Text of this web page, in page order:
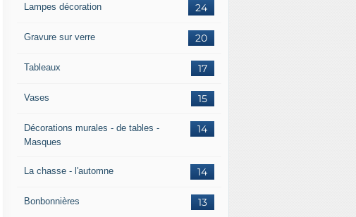
24
Lampes décoration
20
Gravure sur verre
17
Tableaux
15
Vases
14
Décorations murales - de tables -
Masques
14
La chasse - l'automne
13
Bonbonnières